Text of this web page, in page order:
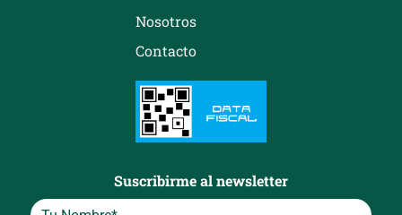
Nosotros
Contacto
Suscribirme al newsletter